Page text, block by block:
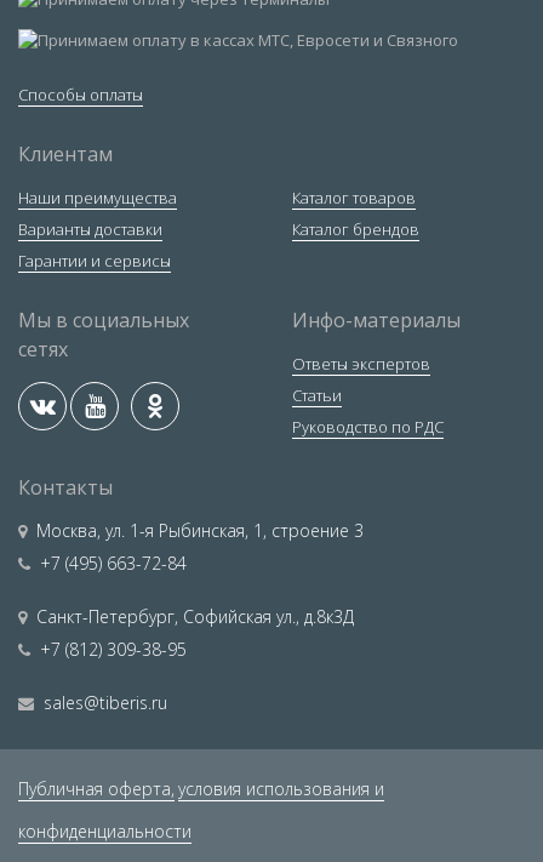
Способы оплаты
Клиентам
Наши преимущества
Варианты доставки
Гарантии и сервисы
Каталог товаров
Каталог брендов
Мы в социальных
сетях
Инфо-материалы
Ответы экспертов
Статьи
Руководство по РДС
Контакты
Москва, ул. 1-я Рыбинская, 1, строение 3
+7 (495) 663-72-84
Санкт-Петербург, Софийская ул., д.8к3Д
+7 (812) 309-38-95
sales@tiberis.ru
Публичная оферта, условия использования и
конфиденциальности